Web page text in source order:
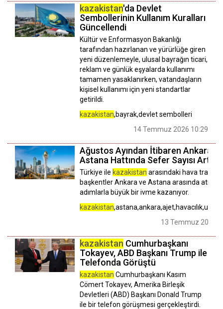
kazakistan'da Devlet
Sembollerinin Kullanım Kuralları
Güncellendi
Kültür ve Enformasyon Bakanlığı
tarafından hazırlanan ve yürürlüğe giren
yeni düzenlemeyle, ulusal bayrağın ticari,
reklam ve günlük eşyalarda kullanımı
tamamen yasaklanırken, vatandaşların
kişisel kullanımı için yeni standartlar
getirildi.
kazakistan,bayrak,devlet sembolleri
14 Temmuz 2026 10:29
Ağustos Ayından İtibaren Ankara-
Astana Hattında Sefer Sayısı
Türkiye ile kazakistan arasındaki hava trafiği,
başkentler Ankara ve Astana arasında atılan
adımlarla büyük bir ivme kazanıyor.
kazakistan
13 Temmuz 2026
kazakistan Cumhurbaşkanı
Tokayev, ABD Başkanı Trump ile
Telefonda Görüştü
kazakistan Cumhurbaşkanı Kasım
Cömert Tokayev, Amerika Birleşik
Devletleri (ABD) Başkanı Donald Trump
ile bir telefon görüşmesi gerçekleştirdi.